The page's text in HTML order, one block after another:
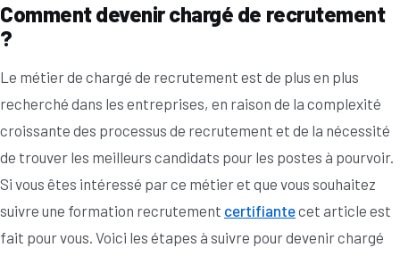
Comment devenir chargé de recrutement
?
Le métier de chargé de recrutement est de plus en plus
recherché dans les entreprises, en raison de la complexité
croissante des processus de recrutement et de la nécessité
de trouver les meilleurs candidats pour les postes à pourvoir.
Si vous êtes intéressé par ce métier et que vous souhaitez
suivre une formation recrutement certifiantecet article est
fait pour vous. Voici les étapes à suivre pour devenir chargé